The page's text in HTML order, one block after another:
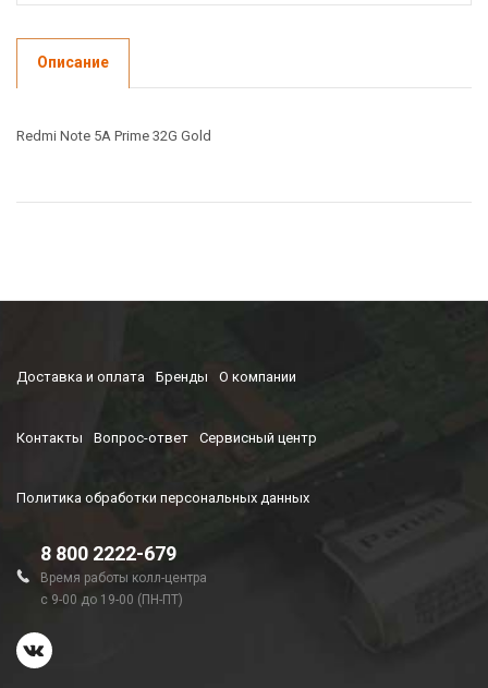
Описание
Redmi Note 5A Prime 32G Gold
Доставка и оплата Бренды О компании
Контакты Вопрос-ответ Сервисный центр
Политика обработки персональных данных
8 800 2222-679
Время работы колл-центра
с 9-00 до 19-00 (ПН-ПТ)